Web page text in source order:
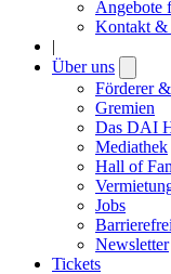
Angebote
Kontakt &
|
Über uns
Förderer
Gremien
Das DAI
Mediathek
Hall of
Jobs
Newsletter
Tickets